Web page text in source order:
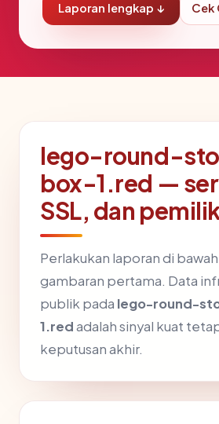
Laporan lengkap ↓ Cek
lego-round-
box-1.red —
SSL, dan
Perlakukan laporan di
gambaran pertama. Data
publik pada lego-round-
1.redadalah sinyal kuat
keputusan akhir.